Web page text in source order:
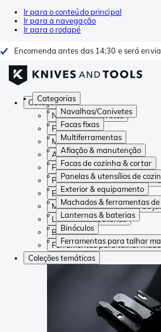
Ir para o conteúdo principal
Ir para a navegação
Ir para o rodapé
Encomenda antes das 14:30 e será
Categorias
Navalhas/Canivetes
Facas fixas
Multiferramentas
Afiação & manutenção
Facas de cozinha & cortar
Panelas & utensílios de
Exterior & equipamento
Machados & ferramentas
Lanternas & baterias
Binóculos
Ferramentas para talhar
Categorias
Navalhas/Canivetes
Facas fixas
Multiferramentas
Afiação & manutenção
Facas de cozinha & cortar
Panelas & utensílios de cozinha
Exterior & equipamento
Machados & ferramentas de
Lanternas & baterias
Binóculos
Ferramentas para talhar
Coleções temáticas